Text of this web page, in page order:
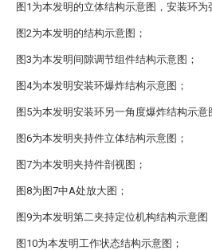
图1为本发明的立体结构示意图，安装环为
图2为本发明的结构示意图；
图3为本发明间隙调节组件结构示意图；
图4为本发明安装环爆炸结构示意图；
图5为本发明安装环另一角度爆炸结构示意
图6为本发明夹持件立体结构示意图；
图7为本发明夹持件剖视图；
图8为图7中A处放大图；
图9为本发明第二夹持定位机构结构示意图
图10为本发明工作状态结构示意图；